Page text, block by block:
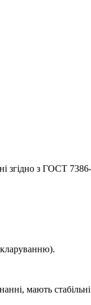
згідно з ГОСТ
мають